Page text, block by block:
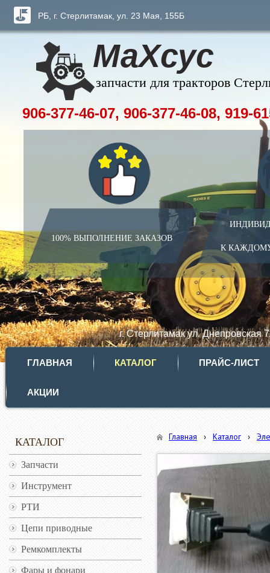
МаХсус
запчасти для тракторов
100% ВЫПОЛНЕНИЕ ЗАКАЗОВ
К
РБ, г. Стерлитамак, ул. 23 Мая, 155Б
г. Стерлитамак ул. Днепровская
906-377-46-07, 906-377-46-08, 919-
ГЛАВНАЯ КАТАЛОГ ПРАЙС-ЛИСТ
АКЦИИ
КАТАЛОГ
Запчасти
Инструмент
РТИ
Цепи приводные
Ремкомплекты
Фары и фонари
Главная › Каталог ›